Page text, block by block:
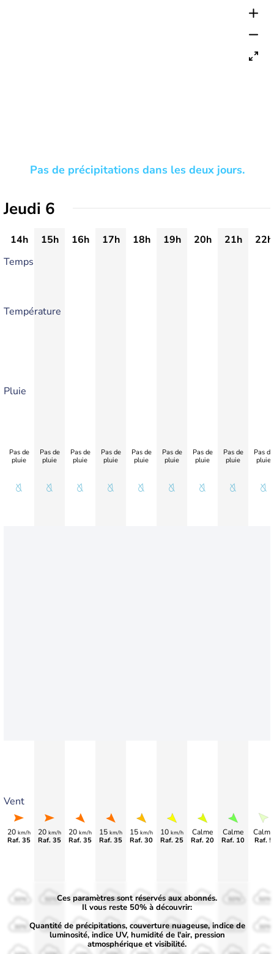
Pas de précipitations dans les deux jours.
Jeudi 6
14h 15h 16h 17h 18h 19h 20h 21h
22h
Temps
Température
Pluie
Vent
Pas de
pluie
20 km/h
Raf. 35
Pas de
pluie
20 km/h
Raf. 35
Pas de
pluie
20 km/h
Raf. 35
Pas de
pluie
15 km/h
Raf. 35
Pas de
pluie
15 km/h
Raf. 30
Pas de
pluie
10 km/h
Raf. 25
Pas de
pluie
Calme
Raf. 20
Pas de
pluie
Calme
Raf. 10
Pas de
pluie
Calme
Raf. 5
50%
30%
50%
30%
50%
30%
50%
30%
50%
30%
50%
30%
50%
30% 30% 30%
Ces paramètres sont réservés aux abonnés.
Il vous reste 50% à découvrir:
Quantité de précipitations, couverture nuageuse, indice de
luminosité, indice UV, humidité de l'air, pression
atmosphérique et visibilité.